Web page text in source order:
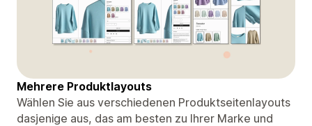
Mehrere Produktlayouts
Wählen Sie aus verschiedenen Produktseitenlayouts
dasjenige aus, das am besten zu Ihrer Marke und